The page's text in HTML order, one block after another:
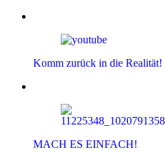
Komm zurück in die Realität!
MACH ES EINFACH!